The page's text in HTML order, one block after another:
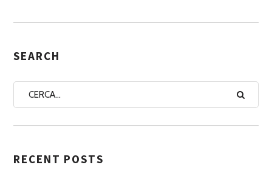
S
G
A
U
O
SEARCH
RECENT POSTS